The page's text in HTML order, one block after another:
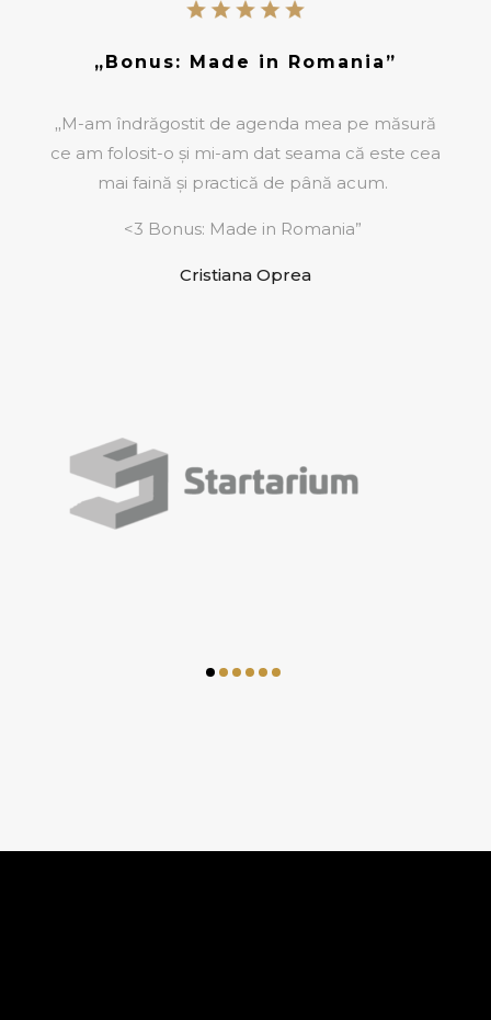
„Bonus: Made in Romania”
„M-am îndrăgostit de agenda mea pe măsură
ce am folosit-o și mi-am dat seama că este cea
mai faină și practică de până acum.
<3 Bonus: Made in Romania”
Cristiana Oprea